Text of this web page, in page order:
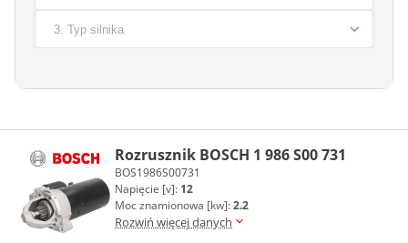
Rozrusznik BOSCH 1 986 S00 731
BOS1986S00731
Napięcie [v]: 12
Moc znamionowa [kw]:2.2
Rozwiń więcej danych